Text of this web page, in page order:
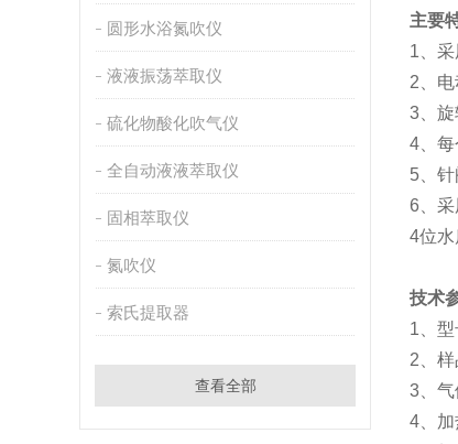
圆形水浴氮吹仪
液液振荡萃取仪
硫化物酸化吹气仪
全自动液液萃取仪
固相萃取仪
氮吹仪
索氏提取器
查看全部
主要
1 、
2 、
3 、
4 、
5 、
6 、
4位水
技术
1 、
2 、
3 、
4 、